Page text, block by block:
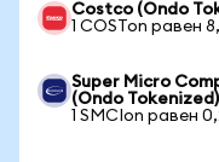
Costco (Ondo
1 COSTon равен
Super Micro
(Ondo Tokenized)
1 SMCIon равен